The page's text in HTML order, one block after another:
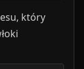
który